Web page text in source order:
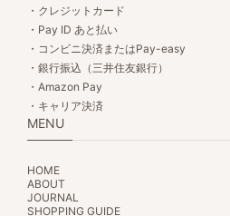
・クレジットカード
・Pay ID あと払い
・コンビニ決済またはPay-easy
・銀行振込（三井住友銀行）
・Amazon Pay
・キャリア決済
MENU
HOME
ABOUT
JOURNAL
SHOPPING GUIDE